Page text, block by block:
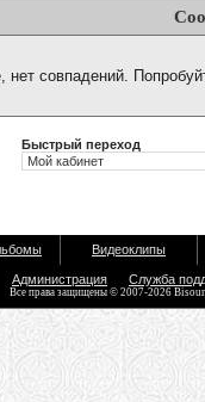
нет совпадений.
Быстрый переход
Видеоклипы
Администрация Служба
Все права защищены © 2007-2026